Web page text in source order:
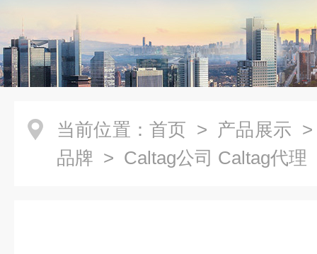
当前位置： 首页 > 产品展示
品牌 > Caltag公司 Caltag代理